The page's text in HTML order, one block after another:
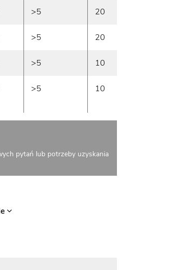
>5 20
>5 20
>5 10
>5 10
pytań lub potrzeby uzyskania